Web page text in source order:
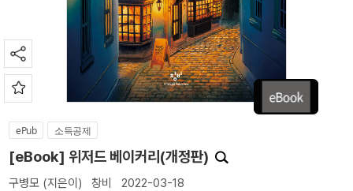
ePub 소득공제
[eBook] 위저드 베이커리(개정판)
구병모 (지은이) 창비 2022-03-18